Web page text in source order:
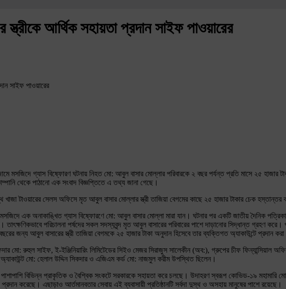
স্ত্রীকে আর্থিক সহায়তা প্রদান সাইফ পাওয়ারের
মসজিদে গ্যাস বিষ্ফোরণ ঘটনায় নিহত মো: আবুল বাসার মোল্লার পরিবারকে ২ বছর পর্যন্ত প্রতি মাসে ২৫ হাজার
থেকে পাঠানো এক সংবাদ বিজ্ঞপ্তিতে এ তথ্য জানা গেছে।
টাওয়ারের সেলস অফিসে মৃত আবুল বাসার মোল্লার স্ত্রী তাজিয়া বেগমের কাছে ২৫ হাজার টাকার চেক
এক অনাকাঙ্খিত গ্যাস বিষ্ফোরণে মো: আবুল বাসার মোল্লা মারা যান। ঘটনার পর একটি জাতীয় দৈনিক
পরিচালনা পর্ষদের সকল সদস্যবৃন্দ মৃত আবুল বাসারের পরিবারের পাশে দাড়ানোর সিদ্ধান্ত গ্রহণ করে।
জন্য আবুল বাসারের স্ত্রী তাজিয়া বেগমকে ২৫ হাজার টাকা অনুদান হিসেবে তার ব্যক্তিগত অ্যাকাউন্টে প্রদান
মো: রুহুল সাইফ, ই-ইঞ্জিনিয়ারিং লিমিটেডের সিইও মেজর সিরাজুস সালেকীন (অব:), গ্রুপের চীফ ফিন্যান্সিয়াল
মো: হেলাল উদ্দিন সিকদার ও এজিএম কর্ড মো: নাজমুল করীম উপস্থিত ছিলেন।
বিভিন্ন প্রাকৃতিক ও বৈশ্বিক সংকটে সরকারকে সহায়তা করে চলছে। উদাহরণ স্বরূপ কোভিড-১৯ মহামারি
প্রদান করেছে। এছাড়াও আর্তমানবতার সেবায় এই ব্যবাসায়ী প্রতিষ্ঠানটি সর্বদা দুস্থ ও অসহায় মানুষের পাশে রয়েছে।